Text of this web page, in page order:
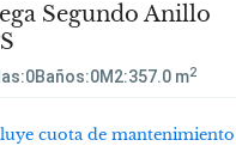
Segundo Anillo
0Baños:0M2:357.0 m2
cuota de mantenimiento